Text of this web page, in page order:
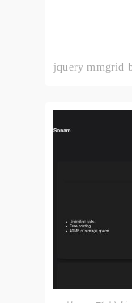
jquery mmgrid